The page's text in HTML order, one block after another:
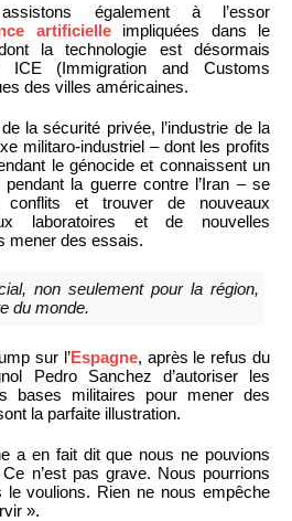
également à l’essor
artificielleimpliquées dans le
la technologie est désormais
ICE (Immigration and Customs
des villes américaines.
la sécurité privée, l’industrie de la
militaro-industriel – dont les profits
le génocide et connaissent un
pendant la guerre contre l’Iran – se
conflits et trouver de nouveaux
laboratoires et de nouvelles
mener des essais.
non seulement pour la région,
du monde.
sur l’Espagne, après le refus du
Pedro Sanchez d’autoriser les
bases militaires pour mener des
la parfaite illustration.
a en fait dit que nous ne pouvions
n’est pas grave. Nous pourrions
voulions. Rien ne nous empêche
».